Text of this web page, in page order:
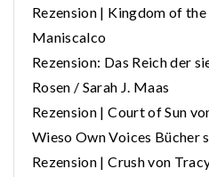
Rezension | Kingdom of
Maniscalco
Rezension: Das Reich der
Rosen / Sarah J. Maas
Rezension | Court of Sun
Wieso Own Voices Bücher
Rezension | Crush von